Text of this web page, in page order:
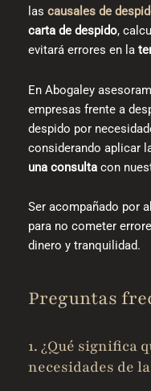
las causales de
carta de despido,
evitará errores en la
En Abogaley
empresas frente a
despido por
considerando aplicar
una consulta con
Ser acompañado por
para no cometer
dinero y tranquilidad.
Preguntas
1. ¿Qué significa
necesidades de